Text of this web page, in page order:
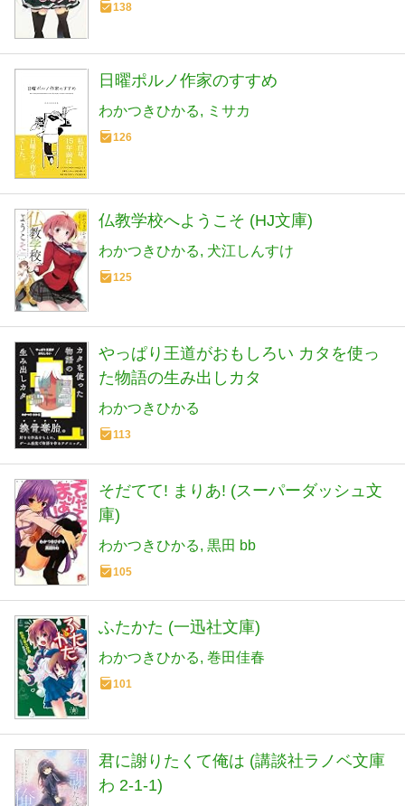
138
日曜ポルノ作家のすすめ
わかつきひかる ミサカ
126
仏教学校へようこそ (HJ文庫)
わかつきひかる 犬江しんすけ
125
やっぱり王道がおもしろい カタを使っ
た物語の生み出しカタ
わかつきひかる
113
そだてて! まりあ! (スーパーダッシュ文
庫)
わかつきひかる 黒田 bb
105
ふたかた (一迅社文庫)
わかつきひかる 巻田佳春
101
君に謝りたくて俺は (講談社ラノベ文庫
わ 2-1-1)